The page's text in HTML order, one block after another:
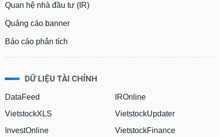
Quan hệ nhà đầu tư (IR)
Quảng cáo banner
Báo cáo phân tích
DỮ LIỆU TÀI CHÍNH
DataFeed
VietstockXLS
InvestOnline
IROnline
VietstockUpdater
VietstockFinance